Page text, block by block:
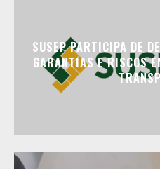
SUSEP PARTICIPA DE
GARANTIAS E RISCOS